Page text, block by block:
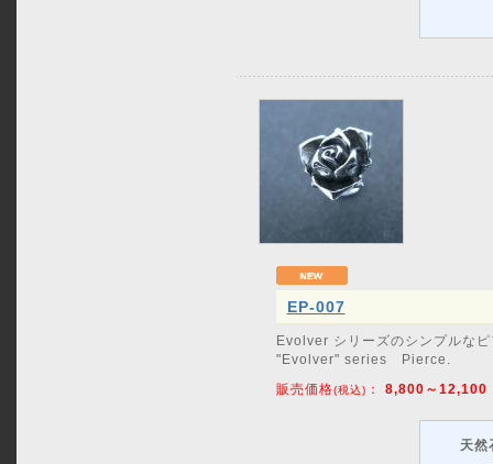
EP-007
Evolver シリーズのシンプルなピ
"Evolver" series Pierce.
販売価格(税込) ： 8,800～12,100
天然